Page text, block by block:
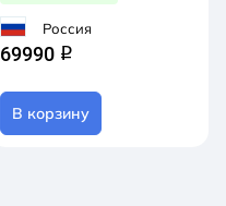
Россия
69990 q
В корзину